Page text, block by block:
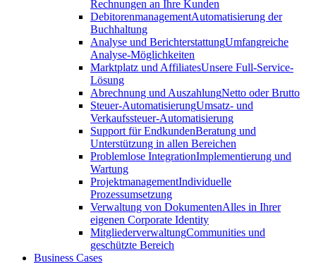
Rechnungen an Ihre Kunden
DebitorenmanagementAutomatisierung der
Buchhaltung
Analyse und BerichterstattungUmfangreiche
Analyse-Möglichkeiten
Marktplatz und AffiliatesUnsere Full-Service-
Lösung
Abrechnung und AuszahlungNetto oder Brutto
Steuer-AutomatisierungUmsatz- und
Verkaufssteuer-Automatisierung
Support für EndkundenBeratung und
Unterstützung in allen Bereichen
Problemlose IntegrationImplementierung und
Wartung
ProjektmanagementIndividuelle
Prozessumsetzung
Verwaltung von DokumentenAlles in Ihrer
eigenen Corporate Identity
MitgliederverwaltungCommunities und
geschützte Bereich
Business Cases